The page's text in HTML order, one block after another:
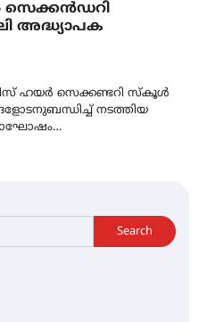
സെക്കൻഡറി
അദ്ധ്യാപക
ഹയർ സെക്കണ്ടറി സ്കൂൾ
നടത്തിയ
Search